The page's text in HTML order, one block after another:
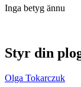
Inga betyg ännu
Styr din
Olga Tokarczuk